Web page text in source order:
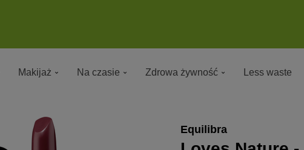
Makijaż Na czasie Zdrowa żywność Less waste
Equilibra